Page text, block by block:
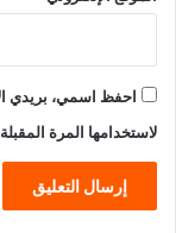
احفظ اسمي، بريدي
لاستخدامها المرة